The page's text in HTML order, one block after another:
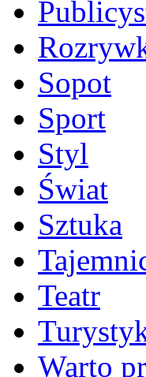
Sopot
Sport
Styl
Świat
Sztuka
Teatr
Warto